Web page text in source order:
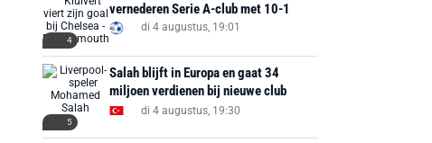
4
vernederen Serie A-club met 10-1
di 4 augustus, 19:01
5
Salah blijft in Europa en gaat 34
miljoen verdienen bij nieuwe club
di 4 augustus, 19:30